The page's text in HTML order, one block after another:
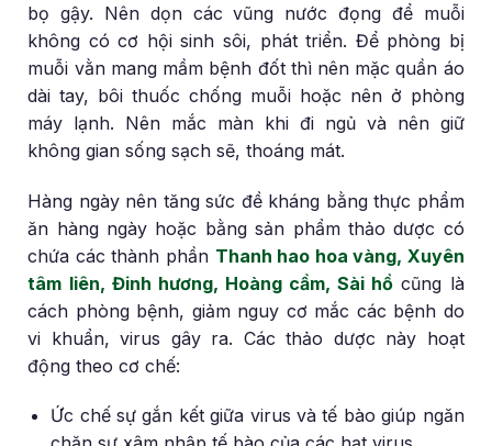
bọ gậy. Nên dọn các vũng nước đọng để muỗi
không có cơ hội sinh sôi, phát triển. Để phòng bị
muỗi vằn mang mầm bệnh đốt thì nên mặc quần áo
dài tay, bôi thuốc chống muỗi hoặc nên ở phòng
máy lạnh. Nên mắc màn khi đi ngủ và nên giữ
không gian sống sạch sẽ, thoáng mát.
Hàng ngày nên tăng sức đề kháng bằng thực phẩm
ăn hàng ngày hoặc bằng sản phẩm thảo dược có
chứa các thành phần Thanh hao hoa vàng, Xuyên
tâm liên, Đinh hương, Hoàng cầm, Sài hồ cũng là
cách phòng bệnh, giảm nguy cơ mắc các bệnh do
vi khuẩn, virus gây ra. Các thảo dược này hoạt
động theo cơ chế:
Ức chế sự gắn kết giữa virus và tế bào giúp ngăn